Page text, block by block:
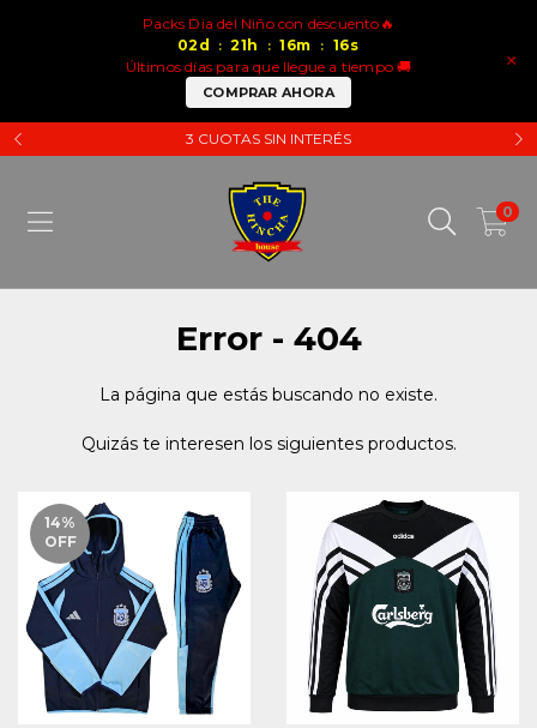
×
Packs Dia del Niño con descuento🔥
02 d : 21 h : 16m : 16s
Últimos días para que llegue a tiempo 🚚
COMPRAR AHORA
3 CUOTAS SIN INTERÉS
0
Error - 404
La página que estás buscando no existe.
Quizás te interesen los siguientes productos.
14%
OFF